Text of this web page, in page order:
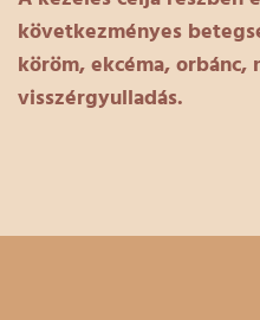
következményes
köröm, ekcéma, orbánc,
visszérgyulladás.